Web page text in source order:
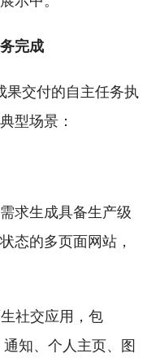
完成
果交付的自主任务执
型场景：
求生成具备生产级
态的多页面网站，
社交应用，包
通知、个人主页、图